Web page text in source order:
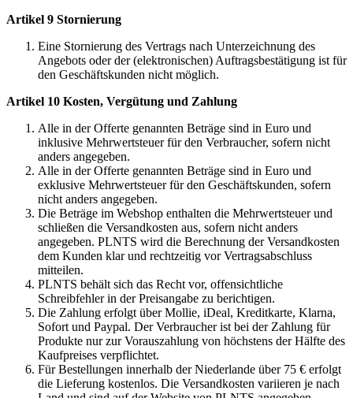
Artikel 9 Stornierung
Eine Stornierung des Vertrags nach Unterzeichnung des
Angebots oder der (elektronischen) Auftragsbestätigung ist für
den Geschäftskunden nicht möglich.
Artikel 10 Kosten, Vergütung und Zahlung
Alle in der Offerte genannten Beträge sind in Euro und
inklusive Mehrwertsteuer für den Verbraucher, sofern nicht
anders angegeben.
Alle in der Offerte genannten Beträge sind in Euro und
exklusive Mehrwertsteuer für den Geschäftskunden, sofern
nicht anders angegeben.
Die Beträge im Webshop enthalten die Mehrwertsteuer und
schließen die Versandkosten aus, sofern nicht anders
angegeben. PLNTS wird die Berechnung der Versandkosten
dem Kunden klar und rechtzeitig vor Vertragsabschluss
mitteilen.
PLNTS behält sich das Recht vor, offensichtliche
Schreibfehler in der Preisangabe zu berichtigen.
Die Zahlung erfolgt über Mollie, iDeal, Kreditkarte, Klarna,
Sofort und Paypal. Der Verbraucher ist bei der Zahlung für
Produkte nur zur Vorauszahlung von höchstens der Hälfte des
Kaufpreises verpflichtet.
Für Bestellungen innerhalb der Niederlande über 75 € erfolgt
die Lieferung kostenlos. Die Versandkosten variieren je nach